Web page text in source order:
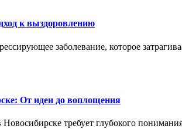
к выздоровлению
заболевание, которое
От идеи до воплощения
требует глубокого